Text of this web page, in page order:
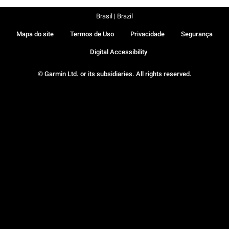
© Garmin Ltd. or its subsidiaries. All rights reserved.
Mapa do site Termos de Uso Privacidade Segurança
Digital Accessibility
Brasil | Brazil